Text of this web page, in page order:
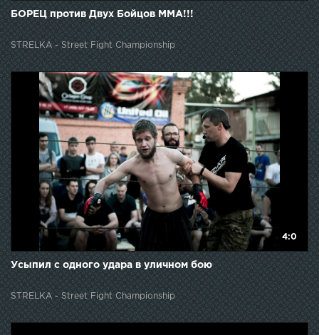
БОРЕЦ против Двух Бойцов ММА!!!
STRELKA - Street Fight Championship
4:0
Усыпил с одного удара в уличном бою
STRELKA - Street Fight Championship